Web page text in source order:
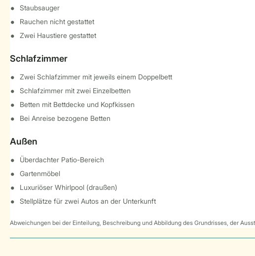
Staubsauger
Rauchen nicht gestattet
Zwei Haustiere gestattet
Schlafzimmer
Zwei Schlafzimmer mit jeweils einem Doppelbett
Schlafzimmer mit zwei Einzelbetten
Betten mit Bettdecke und Kopfkissen
Bei Anreise bezogene Betten
Außen
Überdachter Patio-Bereich
Gartenmöbel
Luxuriöser Whirlpool (draußen)
Stellplätze für zwei Autos an der Unterkunft
Abweichungen bei der Einteilung, Beschreibung und Abbildung des Grundrisses, der